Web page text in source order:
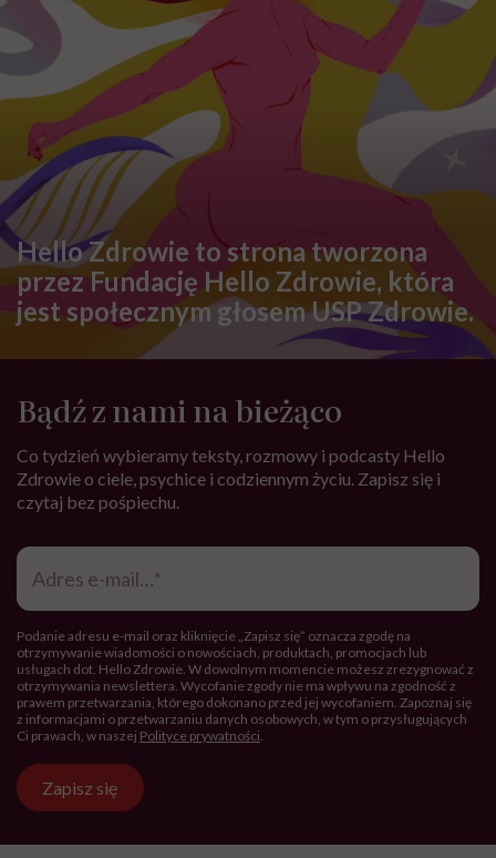
Hello Zdrowie to strona tworzona
przez Fundację Hello Zdrowie, która
jest społecznym głosem USP Zdrowie.
Bądź z nami na bieżąco
Co tydzień wybieramy teksty, rozmowy i podcasty Hello
Zdrowie o ciele, psychice i codziennym życiu. Zapisz się i
czytaj bez pośpiechu.
Adres
mail*
Podanie adresu e-mail oraz kliknięcie „Zapisz się” oznacza zgodę na
otrzymywanie wiadomości o nowościach, produktach, promocjach lub
usługach dot. Hello Zdrowie. W dowolnym momencie możesz zrezygnować z
otrzymywania newslettera. Wycofanie zgody nie ma wpływu na zgodność z
prawem przetwarzania, którego dokonano przed jej wycofaniem. Zapoznaj się
z informacjami o przetwarzaniu danych osobowych, w tym o przysługujących
Ci prawach, w naszej Polityce prywatności.
Zapisz się